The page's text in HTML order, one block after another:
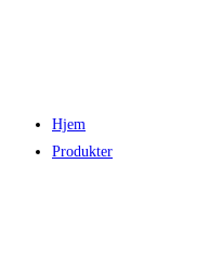
Hjem
Produkter